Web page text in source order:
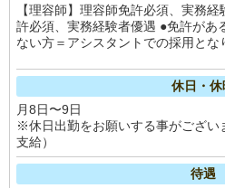
【理容師】理容師免許必須、実務
許必須、実務経験者優遇 ●免許があ
ない方＝アシスタントでの採用とな
休日・休
月8日〜9日
※休日出勤をお願いする事がござい
支給）
待遇